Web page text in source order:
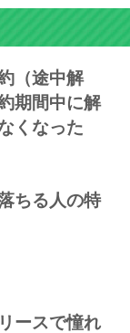
（途中解
期間中に解
くなった
ちる人の特
ースで憧れ